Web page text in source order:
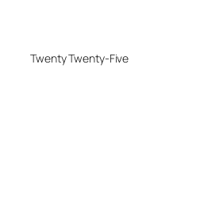
Twenty Twenty-Five